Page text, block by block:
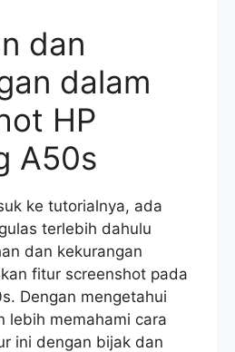
dan
dalam
HP
A50s
ke tutorialnya, ada
terlebih dahulu
dan kekurangan
fitur screenshot pada
Dengan mengetahui
lebih memahami cara
ini dengan bijak dan